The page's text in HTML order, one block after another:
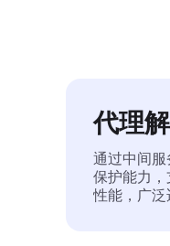
代理
通过中间
保护能力
性能，广泛